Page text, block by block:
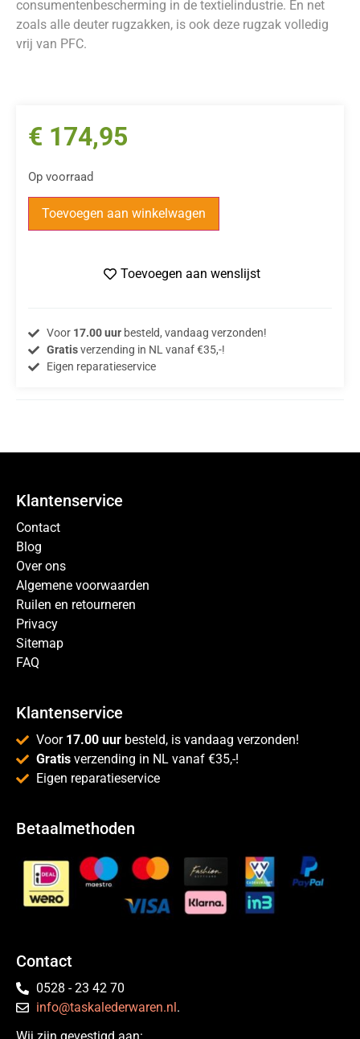
consumentenbescherming in de textielindustrie. En net
zoals alle deuter rugzakken, is ook deze rugzak volledig
vrij van PFC.
€ 174,95
Op voorraad
Toevoegen aan winkelwagen
Toevoegen aan wenslijst
Voor 17.00 uurbesteld, vandaag verzonden!
Gratisverzending in NL vanaf €35,-!
Eigen reparatieservice
Klantenservice
Contact
Blog
Over ons
Algemene voorwaarden
Ruilen en retourneren
Privacy
Sitemap
FAQ
Klantenservice
Voor 17.00 uur besteld, is vandaag verzonden!
Gratis verzending in NL vanaf €35,-!
Eigen reparatieservice
Betaalmethoden
Contact
0528 - 23 42 70
info@taskalederwaren.nl .